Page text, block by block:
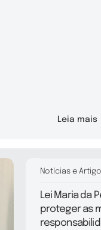
Leia mais
Notícias e
Lei Maria da
proteger as